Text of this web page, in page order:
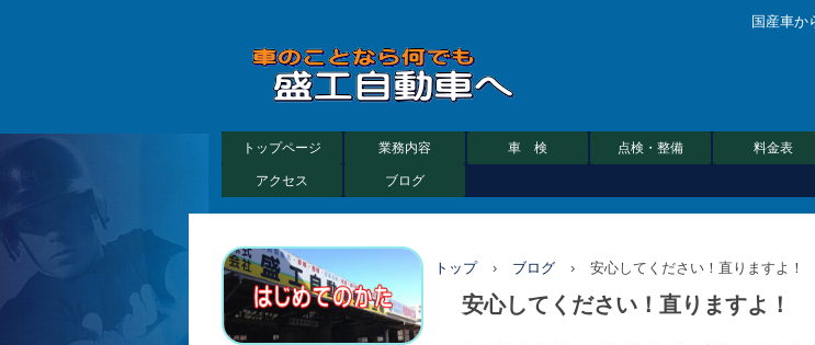
国産車か
トップページ 業務内容 車 検 点検・整備 料金表
アクセス ブログ
トップ › ブログ › 安心してください！直りますよ！
安心してください！直りますよ！